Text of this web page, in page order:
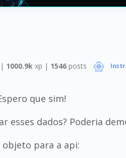
| 1000.9k xp | 1546 posts
que sim!
esses dados? Poderia
objeto para a api: